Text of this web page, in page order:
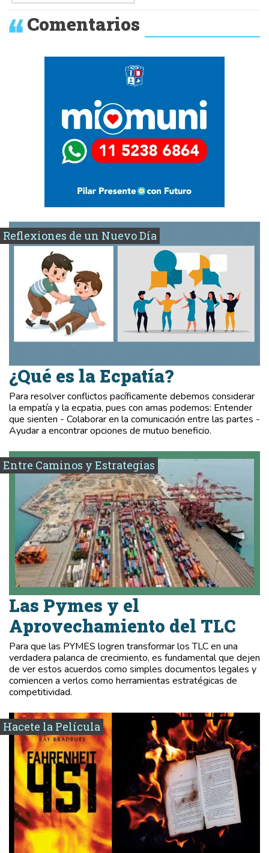
Comentarios
Reflexiones de un Nuevo Día
¿Qué es la Ecpatía?
Para resolver conflictos pacíficamente debemos considerar
la empatía y la ecpatia, pues con amas podemos: Entender
que sienten - Colaborar en la comunicación entre las partes -
Ayudar a encontrar opciones de mutuo beneficio.
Entre Caminos y Estrategias
Las Pymes y el
Aprovechamiento del TLC
Para que las PYMES logren transformar los TLC en una
verdadera palanca de crecimiento, es fundamental que dejen
de ver estos acuerdos como simples documentos legales y
comiencen a verlos como herramientas estratégicas de
competitividad.
Hacete la Película